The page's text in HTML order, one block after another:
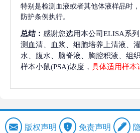
特别是检测血液或者其他体液样品时
防护条例执行。
总结： 感谢您选用本公司ELISA系
测血清、血浆、细胞培养上清液、
水、腹水、脑脊液、胸腔积液、组
样本小鼠(PSA)浓度， 具体适用样本
版权声明 免责声明